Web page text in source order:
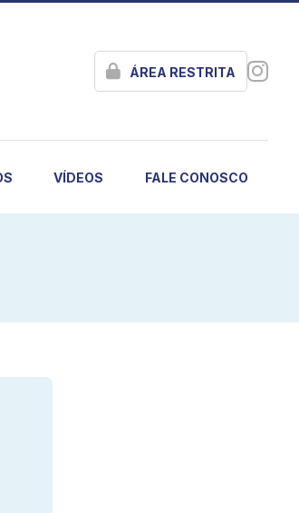
ÁREA RESTRITA
VÍDEOS FALE CONOSCO